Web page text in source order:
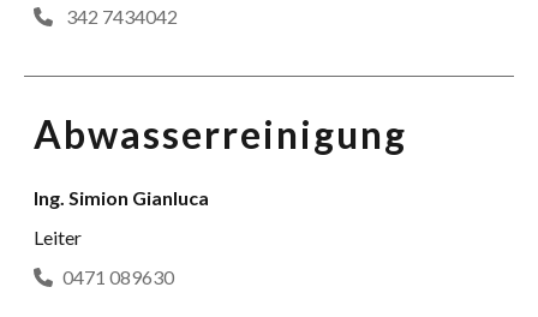
342 7434042
Abwasserreinigung
Ing. Simion Gianluca
Leiter
0471 089630